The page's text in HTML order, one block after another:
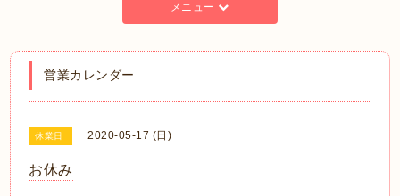
メニュー
営業カレンダー
休業日 2020-05-17 (日)
お休み